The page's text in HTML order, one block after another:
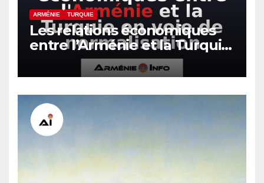
ARMÉNIE TURQUIE
Les relations économiques
entre l’Arménie et la Turquie
en voie de normalisation